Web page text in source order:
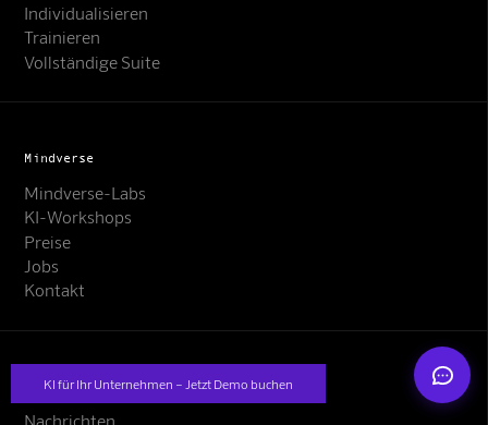
KI für Ihr Unternehmen – Jetzt Demo buchen
Individualisieren
Trainieren
Vollständige Suite
Mindverse
Mindverse-Labs
KI-Workshops
Preise
Jobs
Kontakt
Ressourcen
Nachrichten